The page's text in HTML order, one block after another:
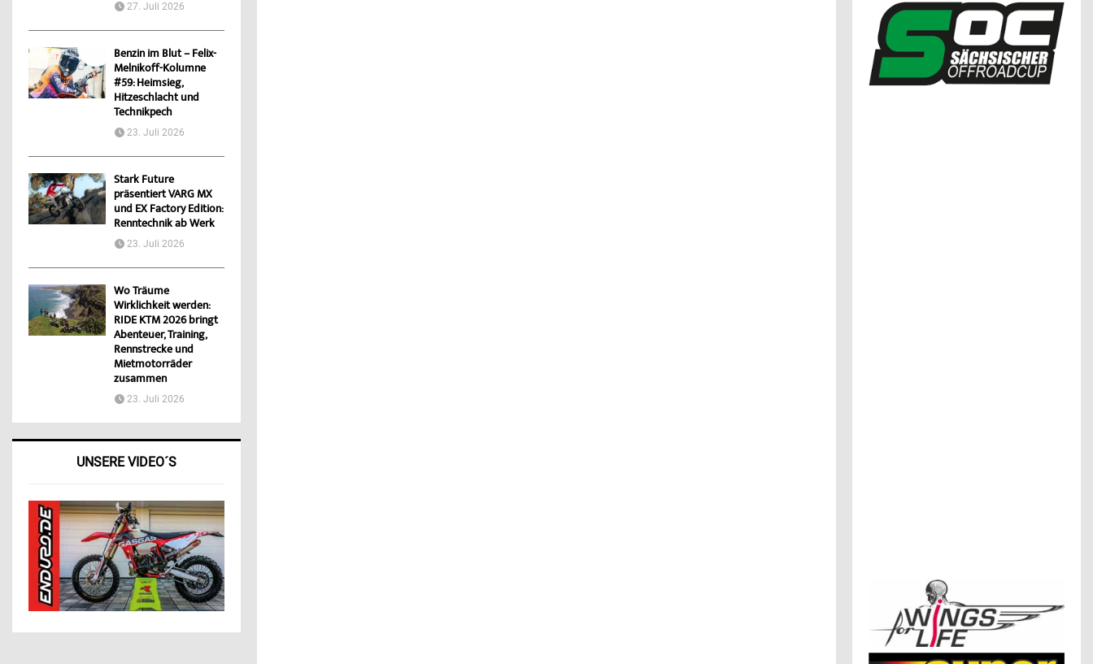
27. Juli 2026
Benzin im Blut – Felix-
Melnikoff-Kolumne
#59: Heimsieg,
Hitzeschlacht und
Technikpech
23. Juli 2026
Stark Future
präsentiert VARG MX
und EX Factory Edition:
Renntechnik ab Werk
23. Juli 2026
Wo Träume
Wirklichkeit werden:
RIDE KTM 2026 bringt
Abenteuer, Training,
Rennstrecke und
Mietmotorräder
zusammen
23. Juli 2026
UNSERE VIDEO´S